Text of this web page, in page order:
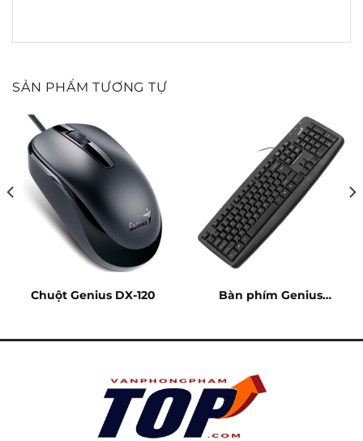
SẢN PHẨM TƯƠNG TỰ
Chuột Genius DX-120
Bàn phím Genius